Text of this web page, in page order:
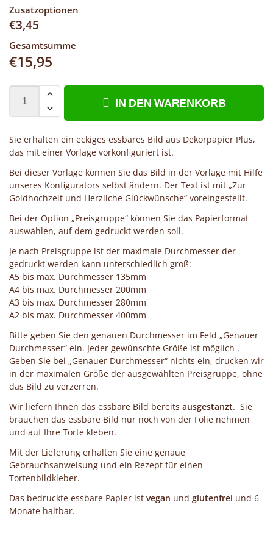
Zusatzoptionen
€3,45
Gesamtsumme
€15,95
IN DEN WARENKORB
Sie erhalten ein eckiges essbares Bild aus Dekorpapier Plus,
das mit einer Vorlage vorkonfiguriert ist.
Bei dieser Vorlage können Sie das Bild in der Vorlage mit Hilfe
unseres Konfigurators selbst ändern. Der Text ist mit „Zur
Goldhochzeit und Herzliche Glückwünsche“ voreingestellt.
Bei der Option „Preisgruppe“ können Sie das Papierformat
auswählen, auf dem gedruckt werden soll.
Je nach Preisgruppe ist der maximale Durchmesser der
gedruckt werden kann unterschiedlich groß:
A5 bis max. Durchmesser 135mm
A4 bis max. Durchmesser 200mm
A3 bis max. Durchmesser 280mm
A2 bis max. Durchmesser 400mm
Bitte geben Sie den genauen Durchmesser im Feld „Genauer
Durchmesser“ ein. Jeder gewünschte Größe ist möglich .
Geben Sie bei „Genauer Durchmesser“ nichts ein, drucken wir
in der maximalen Größe der ausgewählten Preisgruppe, ohne
das Bild zu verzerren.
Wir liefern Ihnen das essbare Bild bereits ausgestanzt. Sie
brauchen das essbare Bild nur noch von der Folie nehmen
und auf Ihre Torte kleben.
Mit der Lieferung erhalten Sie eine genaue
Gebrauchsanweisung und ein Rezept für einen
Tortenbildkleber.
Das bedruckte essbare Papier ist vegan und glutenfrei und 6
Monate haltbar.